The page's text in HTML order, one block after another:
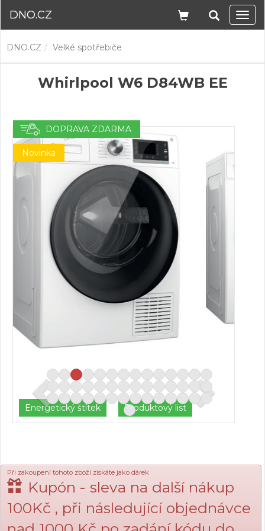
DNO.CZ
DNO.CZ Velké spotřebiče
Whirlpool W6 D84WB EE
DOPRAVA ZDARMA
Novinka
Energetický štítek Produktový list
Při zakoupení tohoto zboží získáte jako dárek
Kupón - sleva na další nákup
100Kč , při následující objednávce